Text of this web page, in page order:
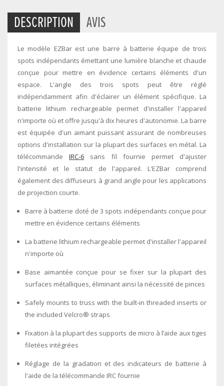
DESCRIPTION AVIS
Le modèle EZBar est une barre à batterie équipe de trois
spots indépendants émettant une lumière blanche et chaude
conçue pour mettre en évidence certains éléments d'un
espace. L'angle des trois spots peut être réglé
indépendamment afin d'éclairer un élément spécifique. La
batterie lithium rechargeable permet d'installer l'appareil
n'importe où et offre jusqu'à dix heures d'autonomie. La barre
est équipée d'un aimant puissant assurant de nombreuses
options d'installation sur la plupart des surfaces en métal. La
télécommandeIRC-6 sans fil fournie permet d'ajuster
l'intensité et le statut de l'appareil. L'EZBar comprend
également des diffuseurs à grand angle pour les applications
de projection courte.
Barre à batterie doté de 3 spots indépendants conçue pour
mettre en évidence certains éléments
La batterie lithium rechargeable permet d'installer l'appareil
n'importe où
Base aimantée conçue pour se fixer sur la plupart des
surfaces métalliques, éliminant ainsi la nécessité de pinces
Safely mounts to truss with the built-in threaded inserts or
the included Velcro® straps
Fixation à la plupart des supports de micro à l’aide aux tiges
filetées intégrées
Réglage de la gradation et des indicateurs de batterie à
l'aide de la télécommande IRC fournie